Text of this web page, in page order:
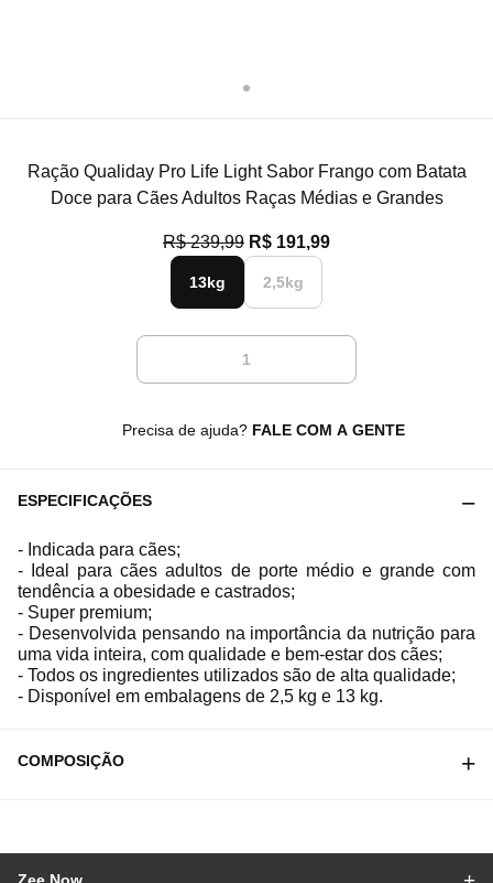
Ração Qualiday Pro Life Light Sabor Frango com Batata
Doce para Cães Adultos Raças Médias e Grandes
R$ 239,99 R$ 191,99
13kg 2,5kg
1
Precisa de ajuda? FALE COM A GENTE
ESPECIFICAÇÕES
- Indicada para cães;
- Ideal para cães adultos de porte médio e grande com
tendência a obesidade e castrados;
- Super premium;
- Desenvolvida pensando na importância da nutrição para
uma vida inteira, com qualidade e bem-estar dos cães;
- Todos os ingredientes utilizados são de alta qualidade;
- Disponível em embalagens de 2,5 kg e 13 kg.
COMPOSIÇÃO
Zee.Now